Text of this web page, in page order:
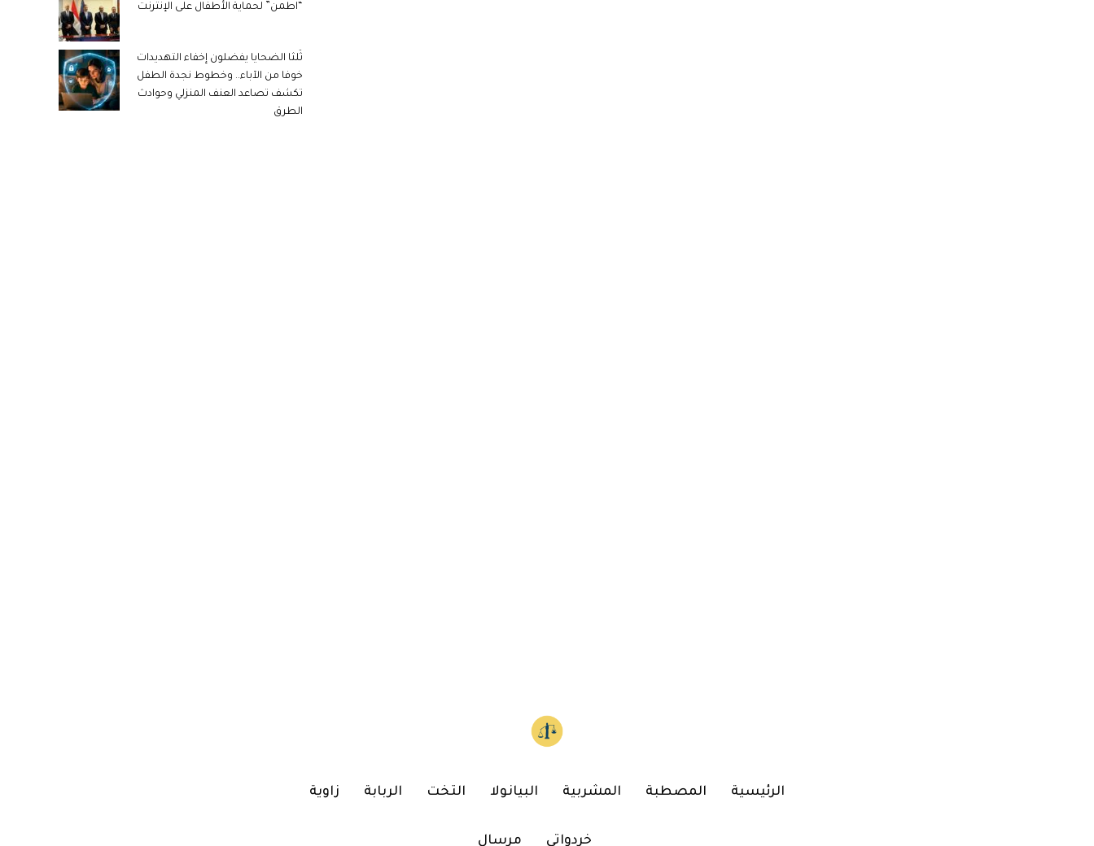
“اطمن” لحماية الأطفال على الإنترنت
ثُلثا الضحايا يفضلون إخفاء التهديدات
خوفا من الآباء.. وخطوط نجدة الطفل
تكشف تصاعد العنف المنزلي وحوادث
الطرق
الرئيسية المصطبة المشربية البيانولا التخت الربابة زاوية
خردواتي مرسال